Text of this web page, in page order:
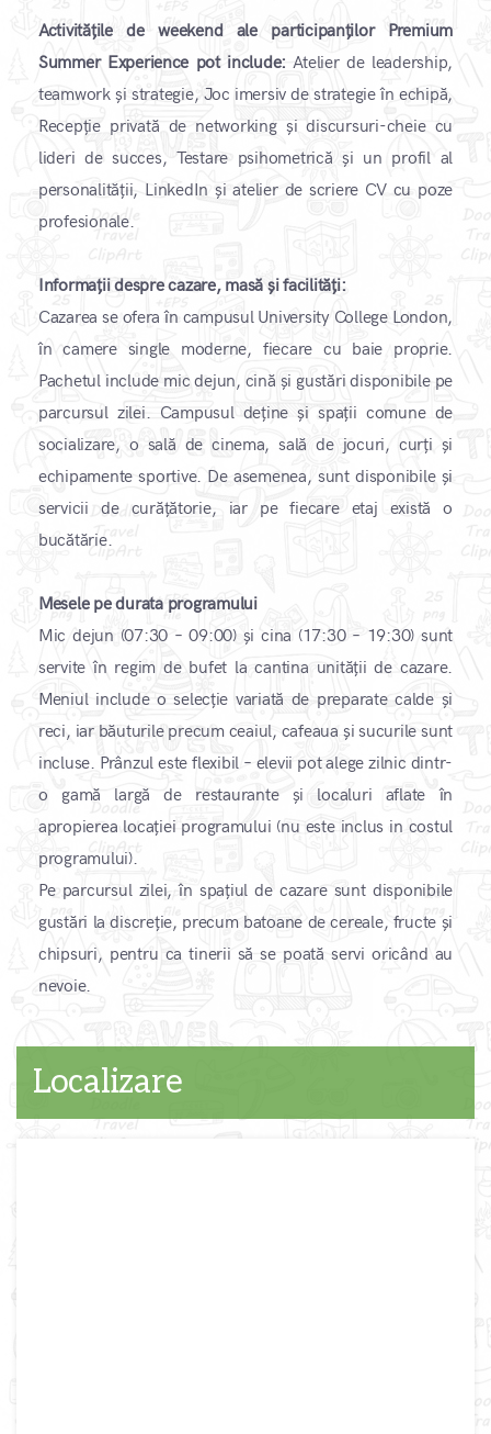
Activitățile de weekend ale participanților Premium
Summer Experience pot include: Atelier de leadership,
teamwork și strategie, Joc imersiv de strategie în echipă,
Recepție privată de networking și discursuri-cheie cu
lideri de succes, Testare psihometrică și un profil al
personalității, LinkedIn și atelier de scriere CV cu poze
profesionale.
Informații despre cazare, masă și facilități:
​Cazarea se ofera în campusul University College London,
în camere single moderne, fiecare cu baie proprie.
Pachetul include mic dejun, cină și gustări disponibile pe
parcursul zilei. Campusul deține și spații comune de
socializare, o sală de cinema, sală de jocuri, curți și
echipamente sportive. De asemenea, sunt disponibile și
servicii de curățătorie, iar pe fiecare etaj există o
bucătărie.
Mesele pe durata programului
Mic dejun (07:30 – 09:00) și cina (17:30 – 19:30) sunt
servite în regim de bufet la cantina unității de cazare.
Meniul include o selecție variată de preparate calde și
reci, iar băuturile precum ceaiul, cafeaua și sucurile sunt
incluse. Prânzul este flexibil – elevii pot alege zilnic dintr-
o gamă largă de restaurante și localuri aflate în
apropierea locației programului (nu este inclus in costul
programului).
Pe parcursul zilei, în spațiul de cazare sunt disponibile
gustări la discreție, precum batoane de cereale, fructe și
chipsuri, pentru ca tinerii să se poată servi oricând au
nevoie.
Localizare